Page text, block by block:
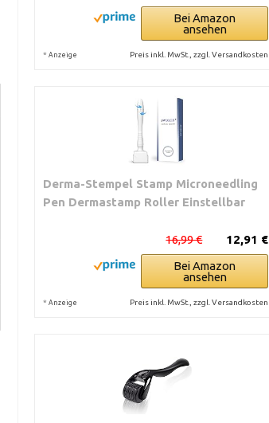
Bei Amazon
ansehen
* Anzeige Preis inkl. MwSt., zzgl. Versandkosten
Derma-Stempel Stamp Microneedling
Pen Dermastamp Roller Einstellbar
12,91 €
16,99 €
Bei Amazon
ansehen
* Anzeige Preis inkl. MwSt., zzgl. Versandkosten